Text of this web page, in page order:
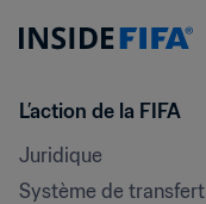
L’action de la FIFA
Juridique
Système de transfert